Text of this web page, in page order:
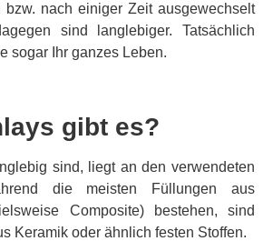
bzw. nach einiger Zeit ausgewechselt
sind langlebiger. Tatsächlich
sogar Ihr ganzes Leben.
gibt es?
sind, liegt an den verwendeten
die meisten Füllungen aus
Composite) bestehen, sind
Keramik oder ähnlich festen Stoffen.